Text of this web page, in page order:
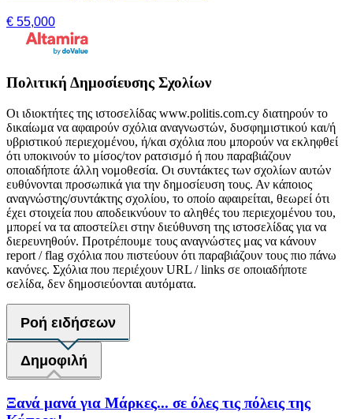
€ 55,000
Πολιτική Δημοσίευσης Σχολίων
Οι ιδιοκτήτες της ιστοσελίδας www.politis.com.cy διατηρούν το
δικαίωμα να αφαιρούν σχόλια αναγνωστών, δυσφημιστικού και/ή
υβριστικού περιεχομένου, ή/και σχόλια που μπορούν να εκληφθεί
ότι υποκινούν το μίσος/τον ρατσισμό ή που παραβιάζουν
οποιαδήποτε άλλη νομοθεσία. Οι συντάκτες των σχολίων αυτών
ευθύνονται προσωπικά για την δημοσίευση τους. Αν κάποιος
αναγνώστης/συντάκτης σχολίου, το οποίο αφαιρείται, θεωρεί ότι
έχει στοιχεία που αποδεικνύουν το αληθές του περιεχομένου του,
μπορεί να τα αποστείλει στην διεύθυνση της ιστοσελίδας για να
διερευνηθούν. Προτρέπουμε τους αναγνώστες μας να κάνουν
report / flag σχόλια που πιστεύουν ότι παραβιάζουν τους πιο πάνω
κανόνες. Σχόλια που περιέχουν URL / links σε οποιαδήποτε
σελίδα, δεν δημοσιεύονται αυτόματα.
Ροή ειδήσεων
Δημοφιλή
Ξανά μανά για Μάρκες... σε όλες τις πόλεις της